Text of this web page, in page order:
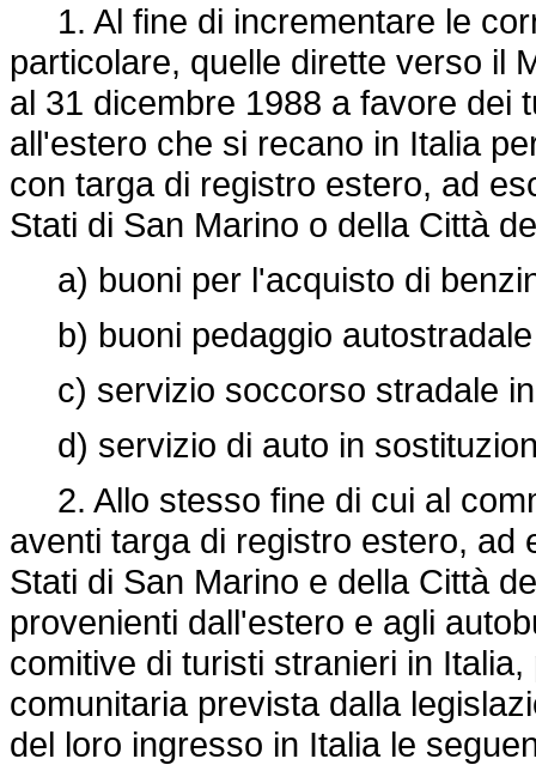
1. Al fine di incrementare le
particolare, quelle dirette verso il
al 31 dicembre 1988 a favore dei
all'estero che si recano in Italia
con targa di registro estero, ad
Stati di San Marino o della Città
a) buoni per l'acquisto di
b) buoni pedaggio autostradale
c) servizio soccorso stradale in
d) servizio di auto in
2. Allo stesso fine di cui al
aventi targa di registro estero, ad
Stati di San Marino e della Città
provenienti dall'estero e agli
comitive di turisti stranieri in
comunitaria prevista dalla
del loro ingresso in Italia le